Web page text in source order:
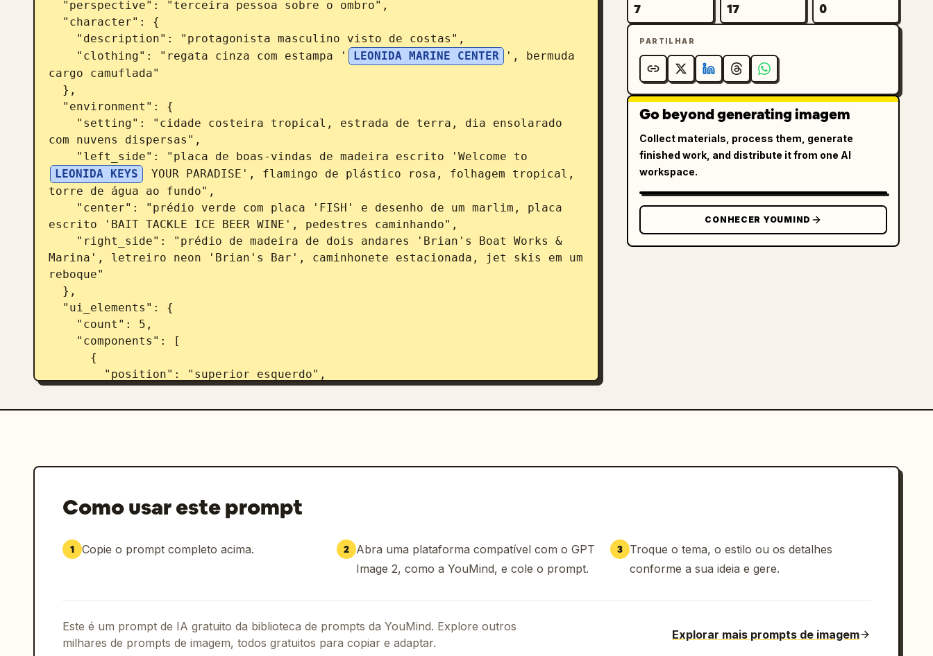
    "clothing": "regata cinza com estampa '
LEONIDA MARINE CENTER
', bermuda
cargo camuflada"
com nuvens dispersas",
    "left_side": "placa de boas-vindas de madeira escrito 'Welcome to
LEONIDA KEYS
YOUR PARADISE', flamingo de plástico rosa, folhagem tropical,
torre de água ao fundo",
escrito 'BAIT TACKLE ICE BEER WINE', pedestres caminhando",
Marina', letreiro neon 'Brian's Bar', caminhonete estacionada, jet skis em um
reboque"
        "text": "
MEET RAUL \n Raul has some work for you at his boatyard "
        "icon": "palmeira rosa"
      {
        "position": "inferior esquerdo",
      },
      {
7 17 0
PARTILHAR
Go beyond generating imagem
Collect materials, process them, generate
finished work, and distribute it from one AI
workspace.
CONHECER YOUMIND
Como usar este prompt
1 Copie o prompt completo acima. 2 Abra uma plataforma compatível com o GPT
Image 2, como a YouMind, e cole o prompt.
3
Troque o tema, o estilo ou os detalhes
conforme a sua ideia e gere.
Este é um prompt de IA gratuito da biblioteca de prompts da YouMind. Explore outros
milhares de prompts de imagem, todos gratuitos para copiar e adaptar.
Explorar mais prompts de imagem